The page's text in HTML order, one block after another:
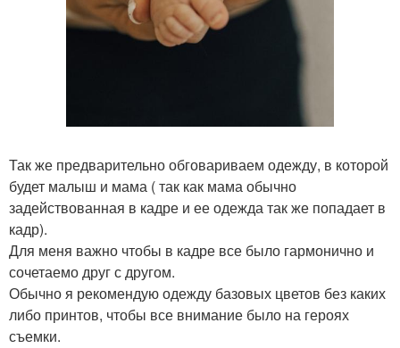
Так же предварительно обговариваем одежду, в которой
будет малыш и мама ( так как мама обычно
задействованная в кадре и ее одежда так же попадает в
кадр).
Для меня важно чтобы в кадре все было гармонично и
сочетаемо друг с другом.
Обычно я рекомендую одежду базовых цветов без каких
либо принтов, чтобы все внимание было на героях
съемки.